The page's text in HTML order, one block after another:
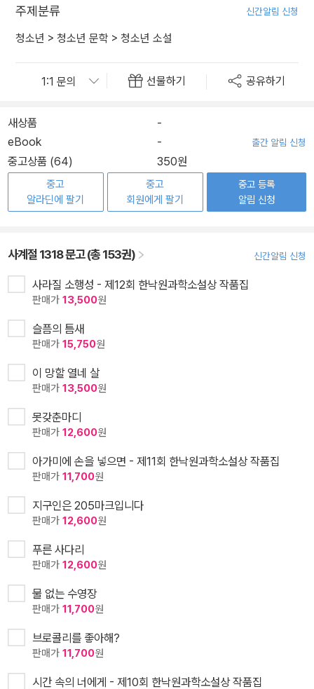
주제분류 신간알림 신청
청소년 > 청소년 문학 > 청소년 소설
선물하기 공유하기
새상품
-
eBook
- 출간 알림 신청
중고상품 (64) 350원
중고
알라딘에 팔기
중고
회원에게 팔기
중고 등록
알림 신청
사계절 1318 문고 (총 153권) 신간알림 신청
사라질 소행성 - 제12회 한낙원과학소설상 작품집
판매가 13,500원
슬픔의 틈새
판매가 15,750원
이 망할 열네 살
판매가 13,500원
못갖춘마디
판매가 12,600원
아가미에 손을 넣으면 - 제11회 한낙원과학소설상 작품집
판매가 11,700원
지구인은 205마크입니다
판매가 12,600원
푸른 사다리
판매가 12,600원
물 없는 수영장
판매가 11,700원
브로콜리를 좋아해?
판매가 11,700원
시간 속의 너에게 - 제10회 한낙원과학소설상 작품집